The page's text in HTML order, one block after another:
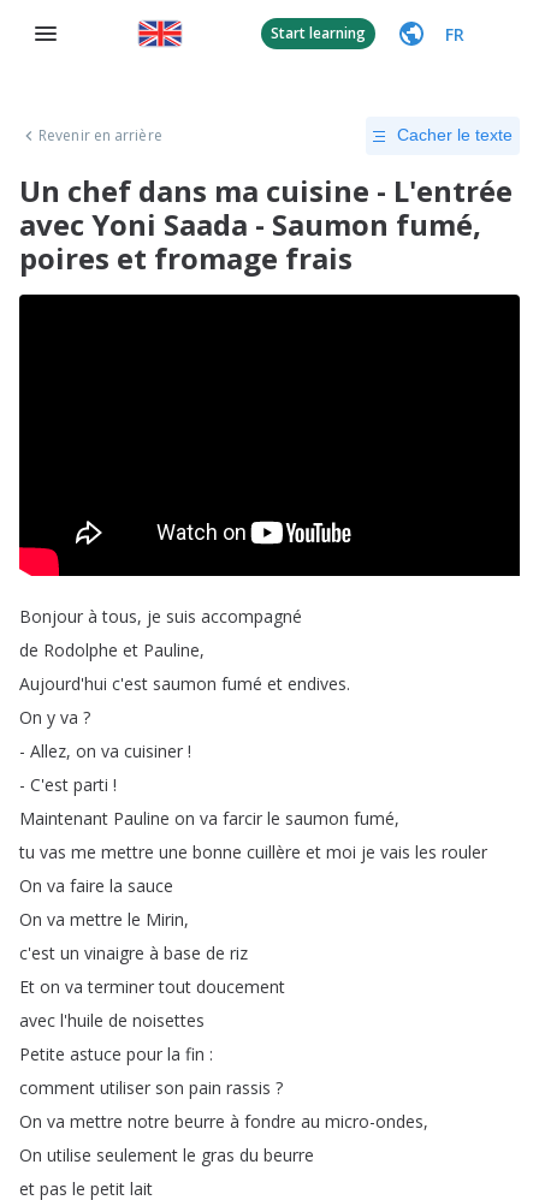
Start learning FR
Revenir en arrière Cacher le texte
Un chef dans ma cuisine - L'entrée
avec Yoni Saada - Saumon fumé,
poires et fromage frais
Bonjour à tous, je suis accompagné
de Rodolphe et Pauline,
Aujourd'hui c'est saumon fumé et endives.
On y va ?
- Allez, on va cuisiner !
- C'est parti !
Maintenant Pauline on va farcir le saumon fumé,
tu vas me mettre une bonne cuillère et moi je vais les rouler
On va faire la sauce
On va mettre le Mirin,
c'est un vinaigre à base de riz
Et on va terminer tout doucement
avec l'huile de noisettes
Petite astuce pour la fin :
comment utiliser son pain rassis ?
On va mettre notre beurre à fondre au micro-ondes,
On utilise seulement le gras du beurre
et pas le petit lait